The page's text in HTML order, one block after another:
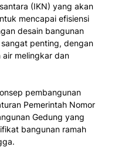
(IKN) yang akan
mencapai efisiensi
desain bangunan
penting, dengan
air melingkar dan
pembangunan
Pemerintah Nomor
Gedung yang
bangunan ramah